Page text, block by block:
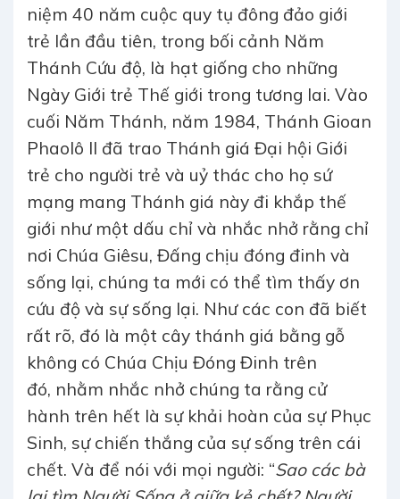
niệm 40 năm cuộc quy tụ đông đảo giới
trẻ lần đầu tiên, trong bối cảnh Năm
Thánh Cứu độ, là hạt giống cho những
Ngày Giới trẻ Thế giới trong tương lai. Vào
cuối Năm Thánh, năm 1984, Thánh Gioan
Phaolô II đã trao Thánh giá Đại hội Giới
trẻ cho người trẻ và uỷ thác cho họ sứ
mạng mang Thánh giá này đi khắp thế
giới như một dấu chỉ và nhắc nhở rằng chỉ
nơi Chúa Giêsu, Đấng chịu đóng đinh và
sống lại, chúng ta mới có thể tìm thấy ơn
cứu độ và sự sống lại. Như các con đã biết
rất rõ, đó là một cây thánh giá bằng gỗ
không có Chúa Chịu Đóng Đinh trên
đó, nhằm nhắc nhở chúng ta rằng cử
hành trên hết là sự khải hoàn của sự Phục
Sinh, sự chiến thắng của sự sống trên cái
chết. Và để nói với mọi người: “Sao các bà